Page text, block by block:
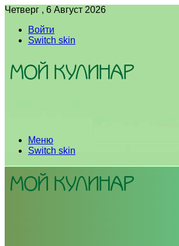
Четверг , 6 Август 2026
Войти
Switch skin
Меню
Switch skin